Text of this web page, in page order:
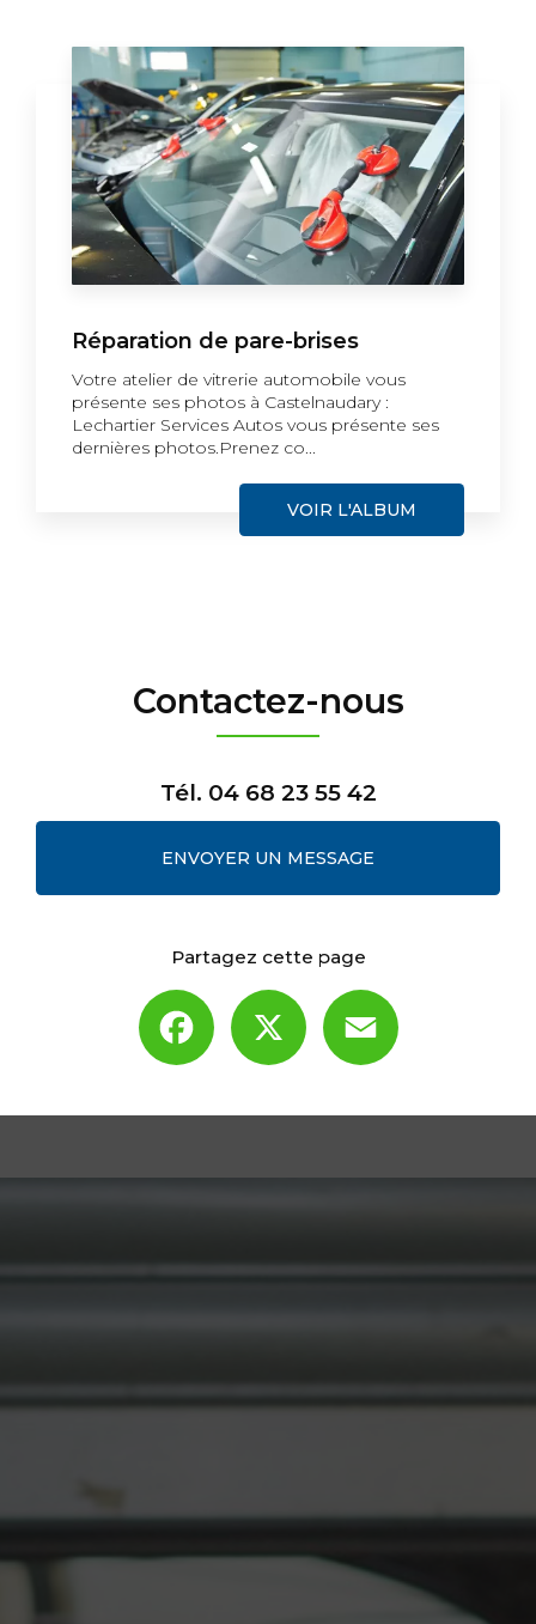
Réparation de pare-brises
Votre atelier de vitrerie automobile vous
présente ses photos à Castelnaudary :
Lechartier Services Autos vous présente ses
dernières photos.Prenez co...
VOIR L'ALBUM
Contactez-nous
Tél. 04 68 23 55 42
ENVOYER UN MESSAGE
Partagez cette page
Facebook